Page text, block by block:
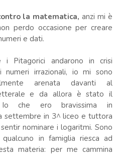
la matematica, anzi mi è
perdo occasione per creare
e dati.
i Pitagorici andarono in crisi
numeri irrazionali, io mi sono
arenata davanti al
e da allora è stato il
Io che ero bravissima in
settembre in 3^ liceo e tuttora
nominare i logaritmi. Sono
in famiglia riesca ad
materia: per me cammina